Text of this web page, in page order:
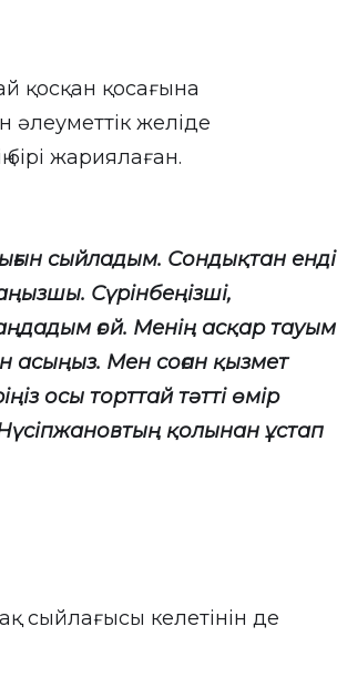
қосқан қосағына
әлеуметтік желіде
бірі жариялаған.
сыйладым. Сондықтан енді
Сүрінбеңізші,
ғой. Менің асқар тауым
Мен соған қызмет
осы торттай тәтті өмір
қолынан ұстап
сыйлағысы келетінін де